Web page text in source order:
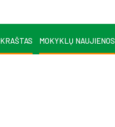
MOKYKLŲ NAUJIENOS